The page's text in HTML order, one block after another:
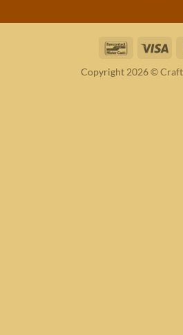
Bancontact
Copyright 2026 ©